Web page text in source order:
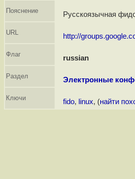
Пояснение Русскоязычная
URL http://
Флаг russian
Раздел Электронные
Ключи fido, linux, (найти